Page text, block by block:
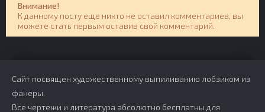
Внимание!
К данному посту еще никто не оставил комментариев, вы
можете стать первым оставив свой комментарий.
Сайт посвящен художественному выпиливанию лобзиком из
фанеры.
Все чертежи и литература абсолютно бесплатны для